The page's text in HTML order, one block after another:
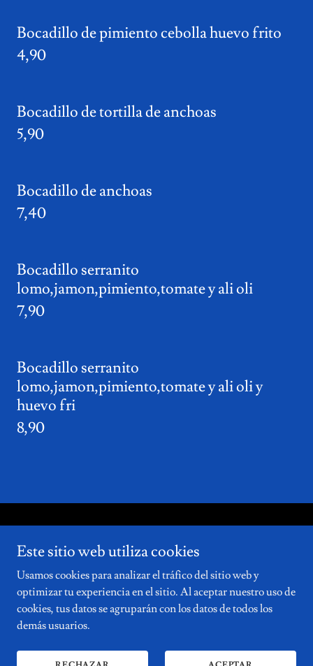
Bocadillo de pimiento cebolla huevo frito
4,90
Bocadillo de tortilla de anchoas
5,90
Bocadillo de anchoas
7,40
Bocadillo serranito
lomo,jamon,pimiento,tomate y ali oli
7,90
Bocadillo serranito
lomo,jamon,pimiento,tomate y ali oli y
huevo fri
8,90
reservados.
Con tecnología de
POLÍTICA DE PRIVACIDAD
Este sitio web utiliza cookies
Usamos cookies para analizar el tráfico del sitio web y
optimizar tu experiencia en el sitio. Al aceptar nuestro uso de
cookies, tus datos se agruparán con los datos de todos los
demás usuarios.